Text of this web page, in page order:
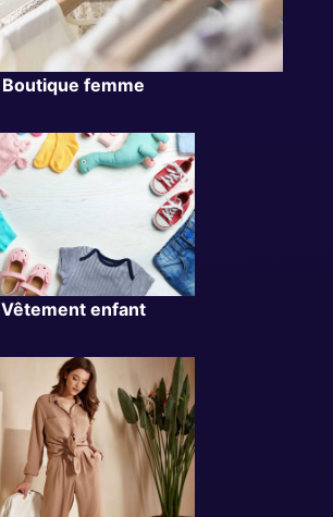
Boutique femme
Vêtement enfant